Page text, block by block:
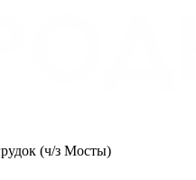
(ч/з Мосты)